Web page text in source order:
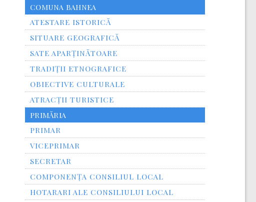
COMUNA BAHNEA
ATESTARE ISTORICĂ
SITUARE GEOGRAFICĂ
SATE APARȚINĂTOARE
TRADIȚII ETNOGRAFICE
OBIECTIVE CULTURALE
ATRACȚII TURISTICE
PRIMĂRIA
PRIMAR
VICEPRIMAR
SECRETAR
COMPONENȚA CONSILIUL LOCAL
HOTARARI ALE CONSILIULUI LOCAL